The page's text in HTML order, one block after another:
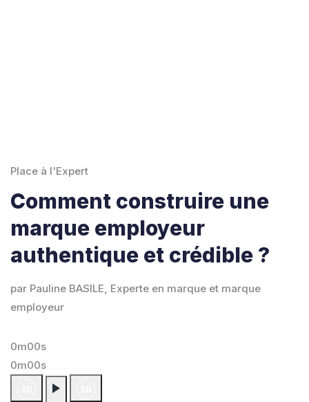
Place à l'Expert
Comment construire une
marque employeur
authentique et crédible ?
par Pauline BASILE, Experte en marque et marque
employeur
0m00s
0m00s